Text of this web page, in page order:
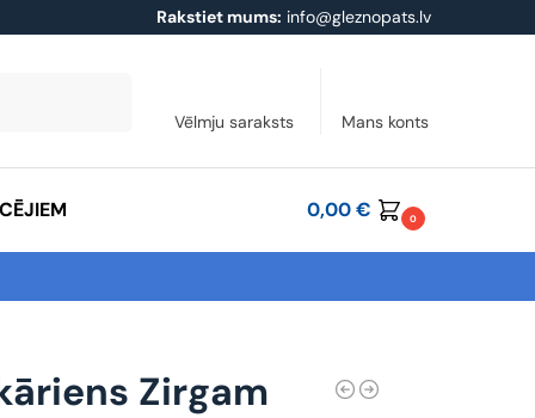
Rakstiet mums: info@gleznopats.lv
Vēlmju saraksts Mans konts
0,00€ 0
Zirgam